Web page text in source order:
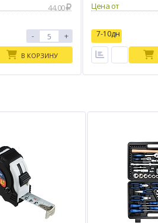
44.00
- +
В КОРЗИНУ
Цена от
7-10дн